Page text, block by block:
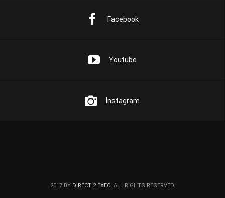
Facebook
Youtube
Instagram
2017 BY DIRECT 2 EXEC. ALL RIGHTS RESERVED.